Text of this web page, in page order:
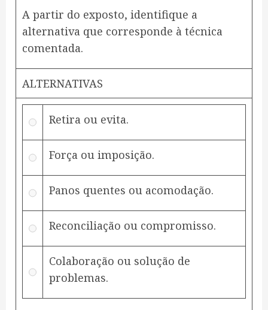
A partir do exposto, identifique a
alternativa que corresponde à técnica
comentada.
ALTERNATIVAS
Retira ou evita.
Força ou imposição.
Panos quentes ou acomodação.
Reconciliação ou compromisso.
Colaboração ou solução de
problemas.